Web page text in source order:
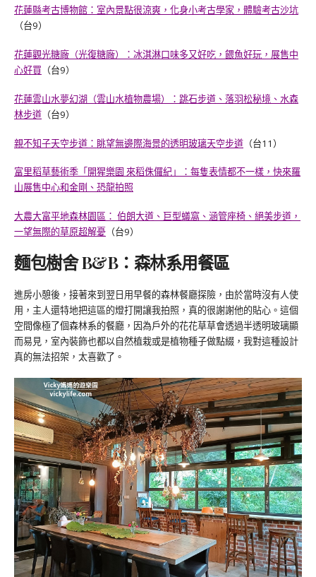
花蓮縣考古博物館：室內景點很涼爽，化身小考古學家，體驗考古沙坑
（台9）
花蓮觀光糖廠（光復糖廠）：冰淇淋口味多又好吃，餵魚好玩，展售中
心好買 （台9）
花蓮雲山水夢幻湖（雲山水植物農場）：跳石步道、落羽松秘境、水森
林步道 （台9）
親不知子天空步道：眺望無邊際海景的透明玻璃天空步道 （台11）
富里稻草藝術季「開猩樂園 來稻侏儸紀」：每隻表情都不一樣，快來羅
山展售中心和金剛、恐龍拍照
大農大富平地森林園區： 伯朗大道、巨型蟻窩、涵管座椅、絕美步道，
一望無際的草原超解憂 （台9）
麵包樹舍 B&B：森林系用餐區
進房小憩後，接著來到翌日用早餐的森林餐廳探險，由於當時沒有人使
用，主人還特地把這區的燈打開讓我拍照，真的很謝謝他的貼心。這個
空間像極了個森林系的餐廳，因為戶外的花花草草會透過半透明玻璃顯
而易見，室內裝飾也都以自然植栽或是植物種子做點綴，我對這種設計
真的無法招架，太喜歡了。